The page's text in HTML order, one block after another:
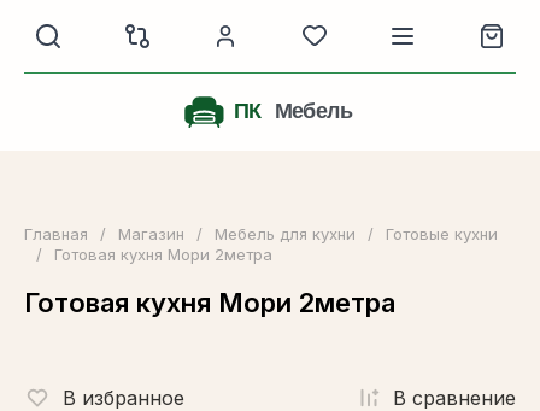
Главная / Магазин / Мебель для кухни /
Готовые кухни
/
Готовая кухня Мори 2метра
Готовая кухня Мори 2метра
В избранное В сравнениe